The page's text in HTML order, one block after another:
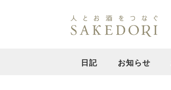
日記 お知らせ